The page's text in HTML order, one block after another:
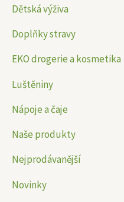
Dětská výživa
Doplňky stravy
EKO drogerie a kosmetika
Luštěniny
Nápoje a čaje
Naše produkty
Nejprodávanější
Novinky